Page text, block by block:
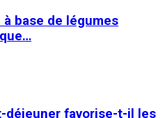
à base de légumes
déjeuner favorise-t-il les